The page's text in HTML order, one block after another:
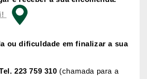
ou dificuldade em finalizar a sua
223 759 310 (chamada para a